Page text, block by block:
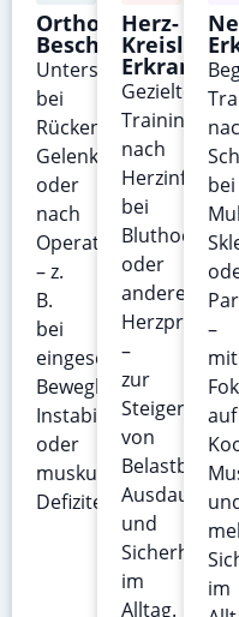
Orthopädische
Beschwerden
Unterstützung
bei
Rückenschmerzen,
Gelenkproblemen
oder
nach
Operationen
– z.
B.
bei
eingeschränkter
Beweglichkeit,
Instabilität
oder
muskulären
Defiziten.
Herz-
Kreislauf-
Gezieltes
Training
nach
Herzinfarkt,
bei
oder
anderen
–
zur
Steigerung
von
Ausdauer
und
Sicherheit
im
Alltag.
bei
–
mit
auf
im